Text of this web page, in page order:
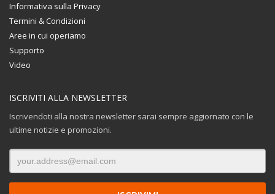
Informativa sulla Privacy
Termini & Condizioni
Aree in cui operiamo
Supporto
Video
ISCRIVITI ALLA NEWSLETTER
Iscrivendoti alla nostra newsletter sarai sempre aggiornato con le
ultime notizie e promozioni.